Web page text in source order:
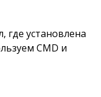
где установлена
CMD и